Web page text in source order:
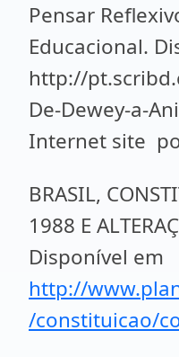
Pensar
Educacional.
http://
De-Dewey-a-
Internet site
BRASIL,
1988 E
Disponível em
http://
/constituicao/